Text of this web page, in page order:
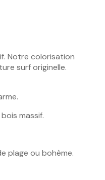
Notre colorisation
surf originelle.
massif.
plage ou bohème.